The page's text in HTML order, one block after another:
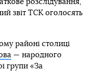
розслідування,
звіт ТСК оголосять
районі столиці
— народного
групи «За